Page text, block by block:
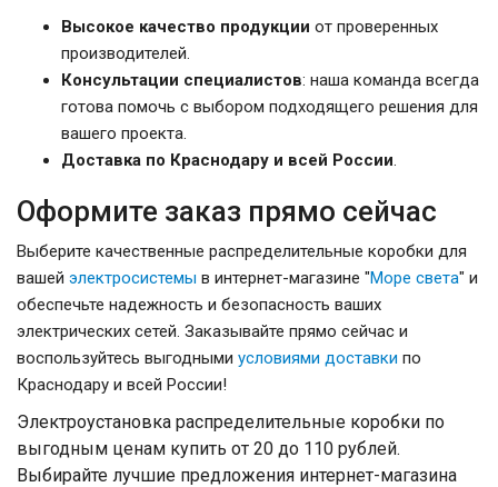
Высокое качество продукции от проверенных
производителей.
Консультации специалистов: наша команда всегда
готова помочь с выбором подходящего решения для
вашего проекта.
Доставка по Краснодару и всей России.
Оформите заказ прямо сейчас
Выберите качественные распределительные коробки для
вашей электросистемы в интернет-магазине "Море света" и
обеспечьте надежность и безопасность ваших
электрических сетей. Заказывайте прямо сейчас и
воспользуйтесь выгодными условиями доставки по
Краснодару и всей России!
Электроустановка распределительные коробки по
выгодным ценам купить от 20 до 110 рублей.
Выбирайте лучшие предложения интернет-магазина